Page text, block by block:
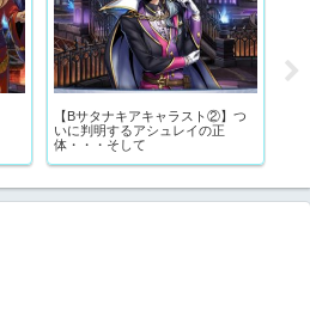
【Bサタナキアキャラスト②】つ
いに判明するアシュレイの正
体・・・そして